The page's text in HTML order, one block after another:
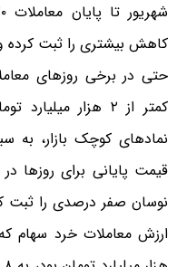
حتی در برخی روزهای
کمتر از ۲ هزار
نمادهای کوچک بازار، به
قیمت پایانی برای روزها
نوسان صفر درصدی را ثبت